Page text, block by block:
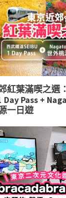
紅葉滿喫之選
Day Pass +
一日遊